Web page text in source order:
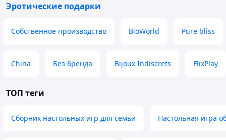
Эротические подарки
Собственное производство BioWorld Pure bliss
China Без бренда Bijoux Indiscrets FlixPlay
ТОП теги
Сборник настольных игр для семьи Настольная игра